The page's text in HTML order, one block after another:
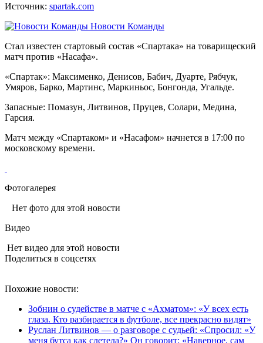
Источник: spartak.com
Новости Команды
Стал известен стартовый состав «Спартака» на товарищеский
матч против «Насафа».
«Спартак»: Максименко, Денисов, Бабич, Дуарте, Рябчук,
Умяров, Барко, Мартинс, Маркиньос, Бонгонда, Угальде.
Запасные: Помазун, Литвинов, Пруцев, Солари, Медина,
Гарсия.
Матч между «Спартаком» и «Насафом» начнется в 17:00 по
московскому времени.
Фотогалерея
Нет фото для этой новости
Видео
Нет видео для этой новости
Поделиться в соцсетях
Похожие новости:
Зобнин о судействе в матче с «Ахматом»: «У всех есть
глаза. Кто разбирается в футболе, все прекрасно видят»
Руслан Литвинов — о разговоре с судьей: «Спросил: «У
меня бутса как слетела?» Он говорит: «Наверное, сам